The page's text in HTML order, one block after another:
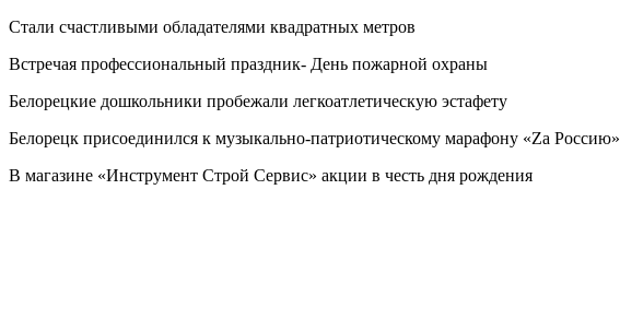
Стали счастливыми обладателями квадратных метров
Встречая профессиональный праздник- День пожарной охраны
Белорецкие дошкольники пробежали легкоатлетическую эстафету
Белорецк присоединился к музыкально-патриотическому марафону «Zа Россию»
В магазине «Инструмент Строй Сервис» акции в честь дня рождения